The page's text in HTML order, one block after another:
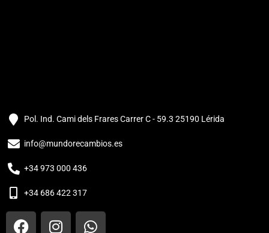
Pol. Ind. Cami dels Frares Carrer C - 59.3 25190 Lérida
info@mundorecambios.es
+34 973 000 436
+34 686 422 317